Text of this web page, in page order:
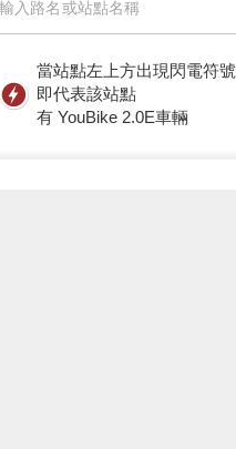
當站點左上方出現閃電符號
即代表該站點
有 YouBike 2.0E車輛